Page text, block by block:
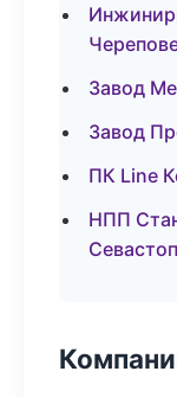
Завод
Завод
ПК Line
НПП